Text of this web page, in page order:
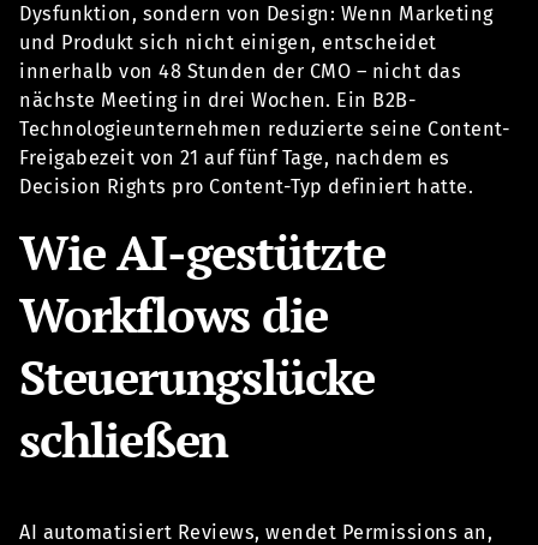
Dysfunktion, sondern von Design: Wenn Marketing
und Produkt sich nicht einigen, entscheidet
innerhalb von 48 Stunden der CMO – nicht das
nächste Meeting in drei Wochen. Ein B2B-
Technologieunternehmen reduzierte seine Content-
Freigabezeit von 21 auf fünf Tage, nachdem es
Decision Rights pro Content-Typ definiert hatte.
Wie AI-gestützte
Workflows die
Steuerungslücke
schließen
AI automatisiert Reviews, wendet Permissions an,